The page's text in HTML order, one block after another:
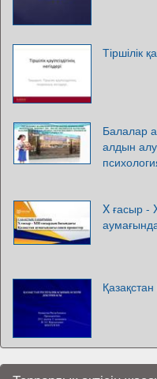
Тіршілік
Балалар
алдын
X ғасыр -